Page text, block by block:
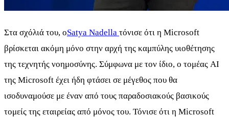
Στα σχόλιά του, οSatya Nadella τόνισε ότι η Microsoft
βρίσκεται ακόμη μόνο στην αρχή της καμπύλης υιοθέτησης
της τεχνητής νοημοσύνης. Σύμφωνα με τον ίδιο, ο τομέας AI
της Microsoft έχει ήδη φτάσει σε μέγεθος που θα
ισοδυναμούσε με έναν από τους παραδοσιακούς βασικούς
τομείς της εταιρείας από μόνος του. Τόνισε ότι η Microsoft